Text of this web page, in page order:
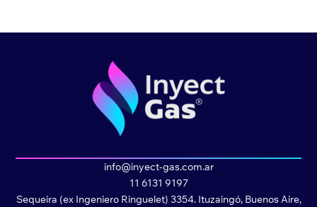
info@inyect-gas.com.ar
11 6131 9197
Sequeira (ex Ingeniero Ringuelet) 3354. Ituzaingó, Buenos Aire,